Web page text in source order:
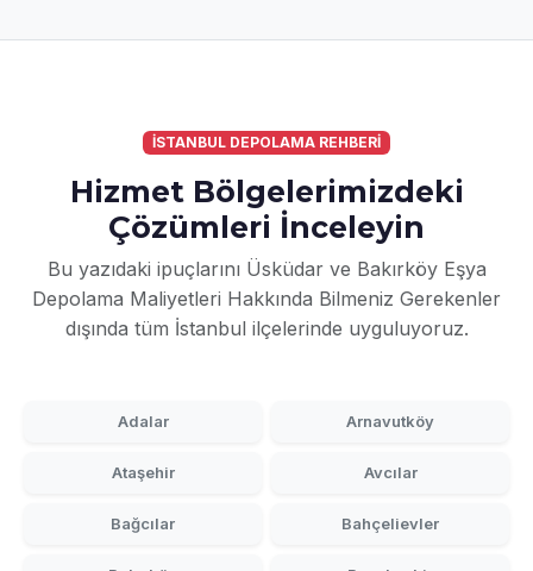
İSTANBUL DEPOLAMA REHBERİ
Hizmet Bölgelerimizdeki
Çözümleri İnceleyin
Bu yazıdaki ipuçlarını Üsküdar ve Bakırköy Eşya
Depolama Maliyetleri Hakkında Bilmeniz Gerekenler
dışında tüm İstanbul ilçelerinde uyguluyoruz.
Adalar Arnavutköy
Ataşehir Avcılar
Bağcılar Bahçelievler